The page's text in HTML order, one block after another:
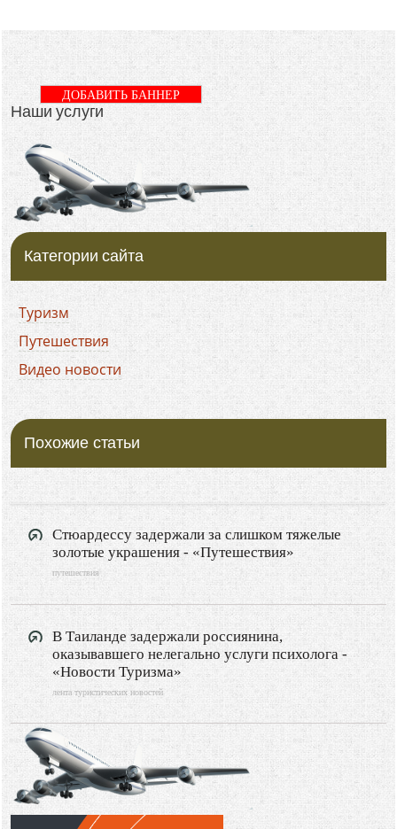
Наши услуги
ДОБАВИТЬ БАННЕР
Категории сайта
Туризм
Путешествия
Видео новости
Похожие статьи
Стюардессу задержали за слишком тяжелые
золотые украшения - «Путешествия»
путешествия
В Таиланде задержали россиянина,
оказывавшего нелегально услуги психолога -
«Новости Туризма»
лента туристических новостей